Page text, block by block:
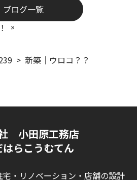
ブログ一覧
新築｜ウロコ？？
小田原工務店
はらこうむてん
・リノベーション・店舗の設計